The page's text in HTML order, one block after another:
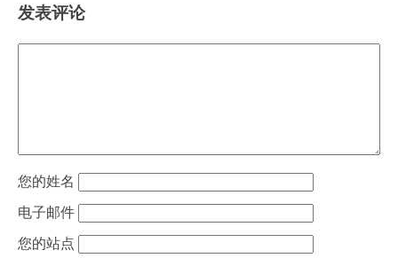
发表评论
姓名
电子邮件
站点